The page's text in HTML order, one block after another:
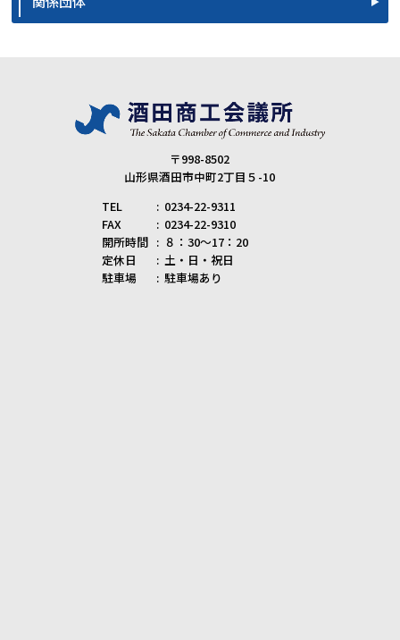
〒998-8502
山形県酒田市中町2丁目５-10
TEL
0234-22-9311
FAX
0234-22-9310
開所時間
８：30～17：20
定休日
土・日・祝日
駐車場
駐車場あり